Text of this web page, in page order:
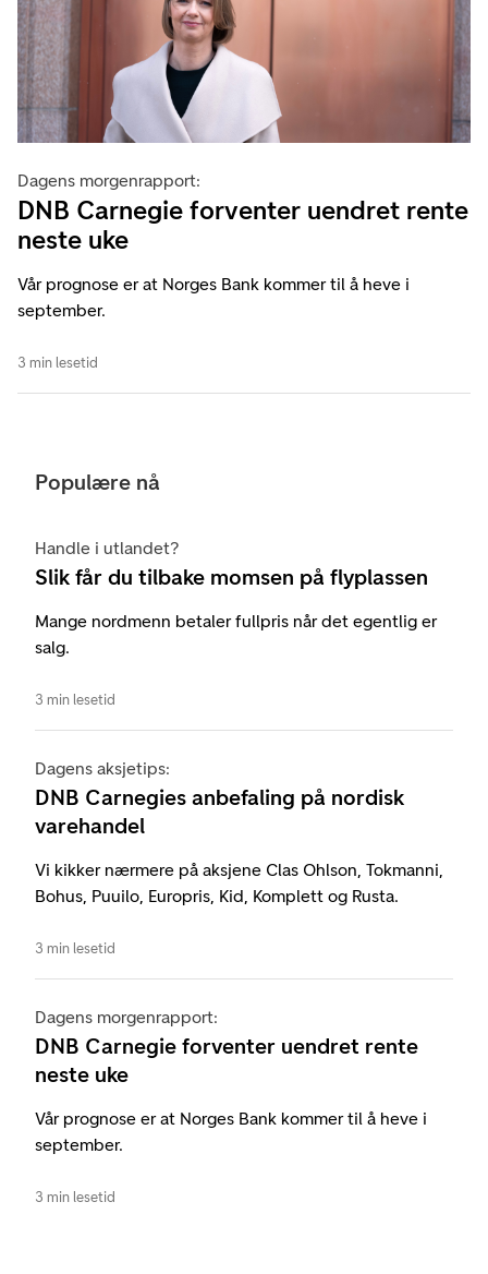
Dagens morgenrapport:
DNB Carnegie forventer uendret rente
neste uke
Vår prognose er at Norges Bank kommer til å heve i
september.
3 min lesetid
Populære nå
Handle i utlandet?
Slik får du tilbake momsen på flyplassen
Mange nordmenn betaler fullpris når det egentlig er
salg.
3 min lesetid
Dagens aksjetips:
DNB Carnegies anbefaling på nordisk
varehandel
Vi kikker nærmere på aksjene Clas Ohlson, Tokmanni,
Bohus, Puuilo, Europris, Kid, Komplett og Rusta.
3 min lesetid
Dagens morgenrapport:
DNB Carnegie forventer uendret rente
neste uke
Vår prognose er at Norges Bank kommer til å heve i
september.
3 min lesetid